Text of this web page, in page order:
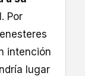
Por
intención
lugar